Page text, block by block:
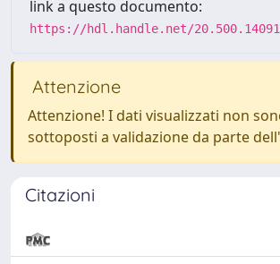
link a questo documento:
https://hdl.handle.net/
Attenzione
Attenzione! I dati visualizzati non
sottoposti a validazione da parte
Citazioni